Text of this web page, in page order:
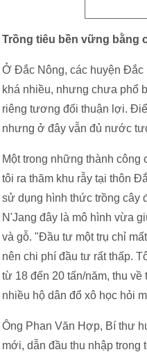
Trồng tiêu bền vững bằng
Ở Đắc Nông, các huyện Đắc
khá nhiều, nhưng chưa phổ
riêng tương đối thuận lợi.
nhưng ở đây vẫn đủ nước
Một trong những thành
tôi ra thăm khu rẫy tại thôn
sử dụng hình thức trồng cây
N'Jang đây là mô hình vừa
và gỗ. "Đầu tư một trụ chỉ
nên chi phí đầu tư rất thấp.
từ 18 đến 20 tấn/năm, thu
nhiều hộ dân đổ xô học hỏi
Ông Phan Văn Hợp, Bí thư
mới, dẫn đầu thu nhập trong